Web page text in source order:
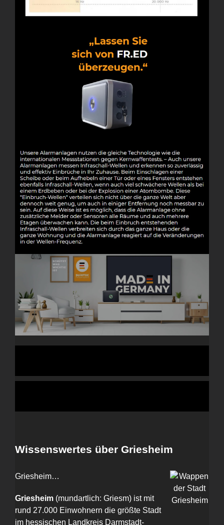
Wissenswertes über Griesheim
Griesheim…
Griesheim (mundartlich: Griesm) ist mit
rund 27.000 Einwohnern die größte Stadt
im hessischen Landkreis Darmstadt-